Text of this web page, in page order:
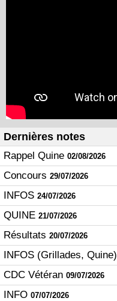
Dernières notes
Rappel Quine 02/08/2026
Concours 29/07/2026
INFOS 24/07/2026
QUINE 21/07/2026
Résultats 20/07/2026
INFOS (Grillades, Quine)
CDC Vétéran 09/07/2026
INFO 07/07/2026